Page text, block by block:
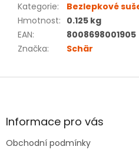
Kategorie:
Bezlepkové
Hmotnost: 0.125 kg
EAN:
8008698001905
Značka: Schär
Z
aInformace pro vás
Obchodní podmínky